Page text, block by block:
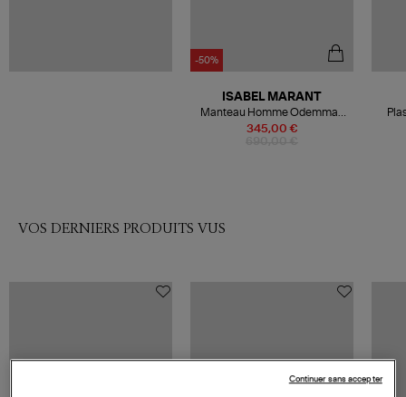
-50%
345,00 €
ISABEL MARANT
Manteau Homme Odemmah
Noir
VOS DERNIERS PRODUITS VUS
Continuer sans accepter